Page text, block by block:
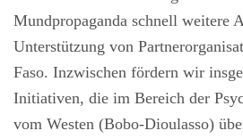
Mundpropaganda schnell weitere
Unterstützung von
Faso. Inzwischen fördern wir
Initiativen, die im Bereich der
vom Westen (Bobo-Dioulasso)